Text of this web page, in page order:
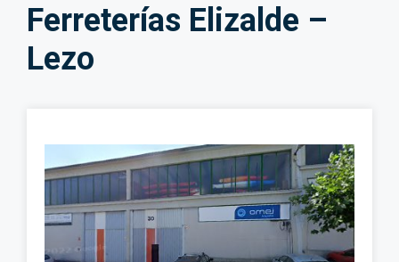
Ferreterías Elizalde –
Lezo